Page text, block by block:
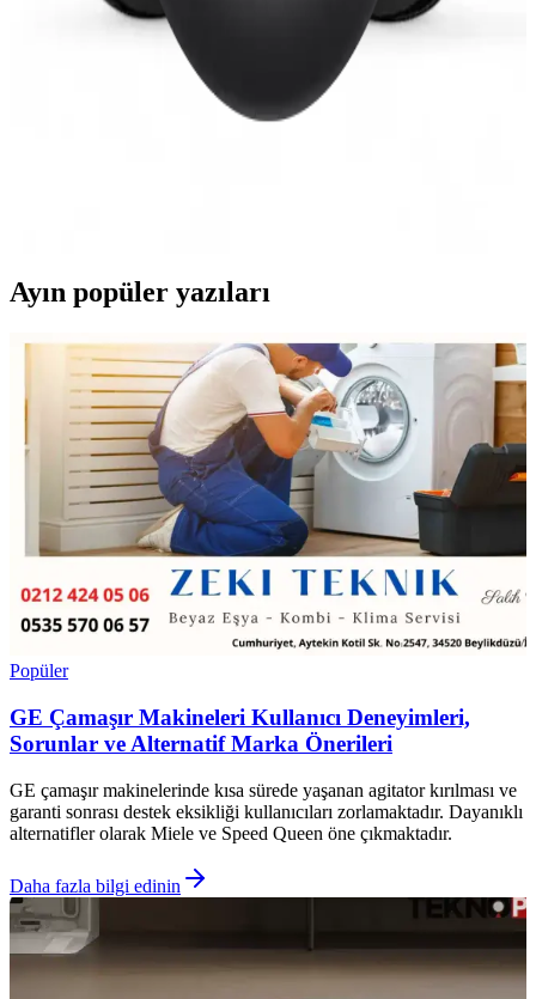
İki popüler kablosuz kulaklık modeli olan MATEO ve Mmctech'in
detaylı özellikleri, kullanıcı yorumları ve karşılaştırması ile en uygun
Redmi Buds 3 Kablosuz Kulaklık Özellikleri ve
Ayın popüler yazıları
Popüler
GE Çamaşır Makineleri Kullanıcı Deneyimleri,
Sorunlar ve Alternatif Marka Önerileri
GE çamaşır makinelerinde kısa sürede yaşanan agitator kırılması ve
garanti sonrası destek eksikliği kullanıcıları zorlamaktadır. Dayanıklı
alternatifler olarak Miele ve Speed Queen öne çıkmaktadır.
Daha fazla bilgi edinin